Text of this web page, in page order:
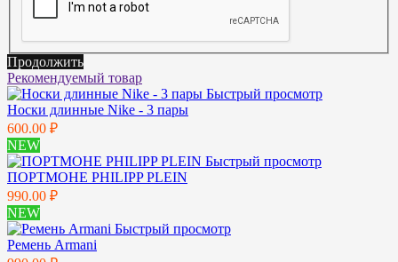
Продолжить
Рекомендуемый товар
Быстрый просмотр
Носки длинные Nike - 3 пары
600.00 ₽
NEW
Быстрый просмотр
ПОРТМОНЕ PHILIPP PLEIN
990.00 ₽
NEW
Быстрый просмотр
Ремень Armani